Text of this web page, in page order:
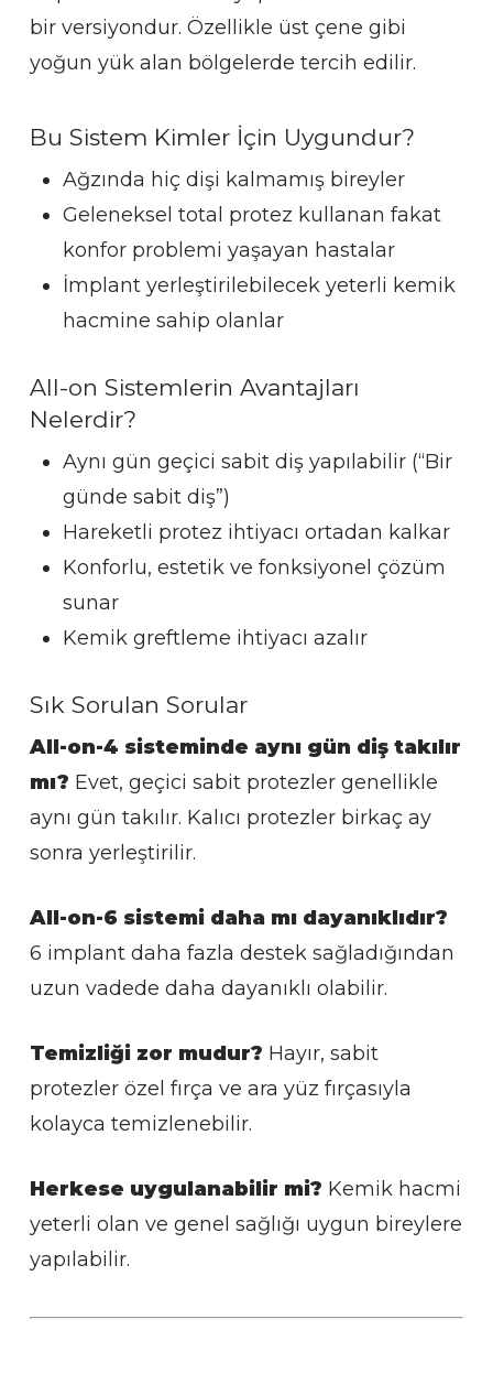
bir versiyondur. Özellikle üst çene gibi
yoğun yük alan bölgelerde tercih edilir.
Bu Sistem Kimler İçin Uygundur?
Ağzında hiç dişi kalmamış bireyler
Geleneksel total protez kullanan fakat
konfor problemi yaşayan hastalar
İmplant yerleştirilebilecek yeterli kemik
hacmine sahip olanlar
All-on Sistemlerin Avantajları
Nelerdir?
Aynı gün geçici sabit diş yapılabilir (“Bir
günde sabit diş”)
Hareketli protez ihtiyacı ortadan kalkar
Konforlu, estetik ve fonksiyonel çözüm
sunar
Kemik greftleme ihtiyacı azalır
Sık Sorulan Sorular
All-on-4 sisteminde aynı gün diş takılır
mı? Evet, geçici sabit protezler genellikle
aynı gün takılır. Kalıcı protezler birkaç ay
sonra yerleştirilir.
All-on-6 sistemi daha mı dayanıklıdır?
6 implant daha fazla destek sağladığından
uzun vadede daha dayanıklı olabilir.
Temizliği zor mudur? Hayır, sabit
protezler özel fırça ve ara yüz fırçasıyla
kolayca temizlenebilir.
Herkese uygulanabilir mi? Kemik hacmi
yeterli olan ve genel sağlığı uygun bireylere
yapılabilir.